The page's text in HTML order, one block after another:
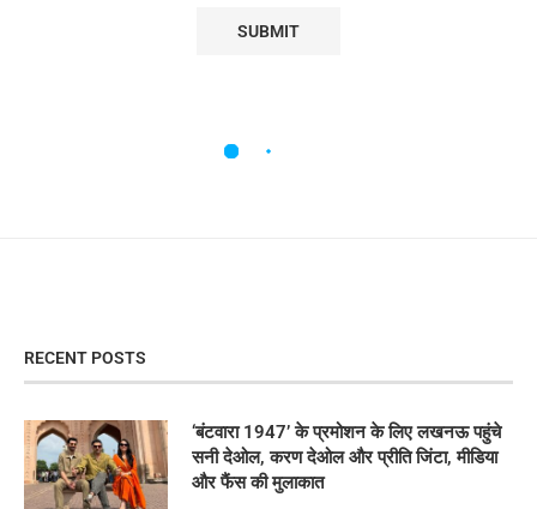
RECENT POSTS
‘बंटवारा 1947’ के प्रमोशन के लिए लखनऊ पहुंचे
सनी देओल, करण देओल और प्रीति जिंटा, मीडिया
और फैंस की मुलाकात